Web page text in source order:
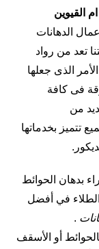
القيوين
الدهانات
تعد من رواد
الذى جعلها
فى كافة
من
بخدماتها
بدهان الحوائط
في أفضل
.
أو الأسقف